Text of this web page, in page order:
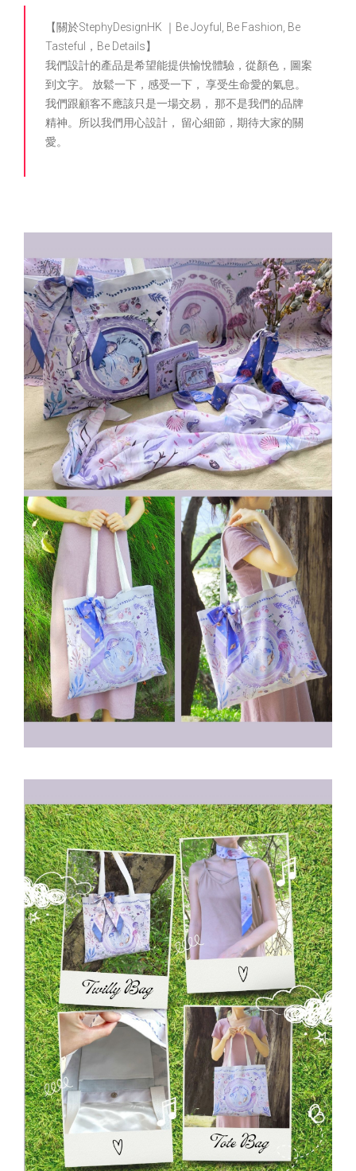
【關於StephyDesignHK ｜Be Joyful, Be Fashion, Be
Tasteful，Be Details】
我們設計的產品是希望能提供愉悅體驗，從顏色，圖案
到文字。 放鬆一下，感受一下， 享受生命愛的氣息。
我們跟顧客不應該只是一場交易， 那不是我們的品牌
精神。所以我們用心設計， 留心細節，期待大家的關
愛。